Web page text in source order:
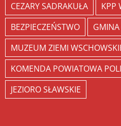
CEZARY SADRAKUŁA
KPP
BEZPIECZEŃSTWO
MUZEUM ZIEMI
KOMENDA POWIATOWA
JEZIORO SŁAWSKIE